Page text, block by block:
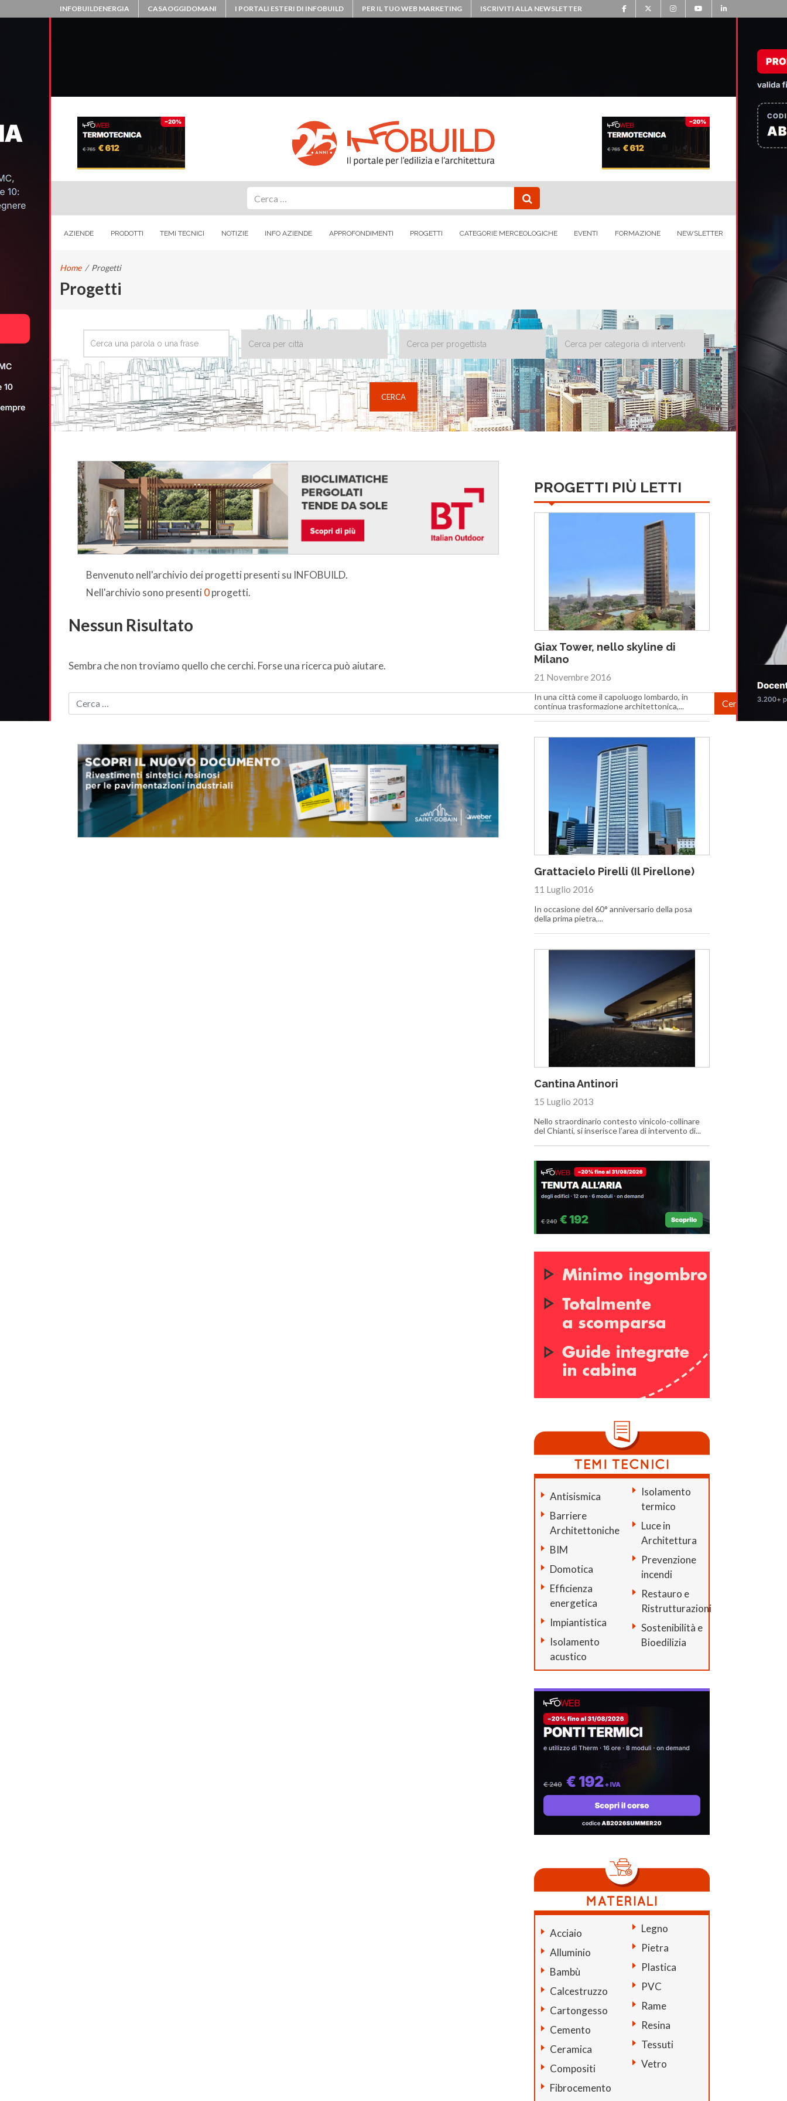
INFOBUILDENERGIA CASAOGGIDOMANI I PORTALI ESTERI DI INFOBUILD PER IL TUO WEB MARKETING ISCRIVITI ALLA NEWSLETTER
AZIENDE PRODOTTI TEMI TECNICI NOTIZIE INFO AZIENDE APPROFONDIMENTI PROGETTI CATEGORIE MERCEOLOGICHE EVENTI FORMAZIONE NEWSLETTER
Home / Progetti
Progetti
Benvenuto nell'archivio dei progetti presenti su INFOBUILD.
Nell'archivio sono presenti 0progetti.
Nessun Risultato
Sembra che non troviamo quello che cerchi. Forse una ricerca può aiutare.
PROGETTI PIÙ LETTI
Giax Tower, nello skyline di
Milano
21 Novembre 2016
In una città come il capoluogo lombardo, in
continua trasformazione architettonica,...
Grattacielo Pirelli (Il Pirellone)
11 Luglio 2016
In occasione del 60° anniversario della posa
della prima pietra,...
Cantina Antinori
15 Luglio 2013
Nello straordinario contesto vinicolo-collinare
del Chianti, si inserisce l’area di intervento di...
Antisismica
Barriere
Architettoniche
BIM
Domotica
Efficienza
energetica
Impiantistica
Isolamento
acustico
Isolamento
termico
Luce in
Architettura
Prevenzione
incendi
Restauro e
Ristrutturazioni
Sostenibilità e
Bioedilizia
Acciaio
Alluminio
Bambù
Calcestruzzo
Cartongesso
Cemento
Ceramica
Compositi
Fibrocemento
Legno
Pietra
Plastica
PVC
Rame
Resina
Tessuti
Vetro